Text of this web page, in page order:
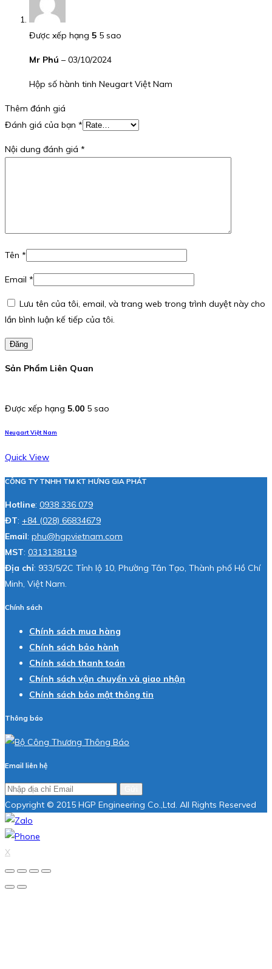
Được xếp hạng 5 5 sao
Mr Phú – 03/10/2024
Hộp số hành tinh Neugart Việt Nam
Thêm đánh giá
Đánh giá của bạn *
Nội dung đánh giá *
Tên *
Email *
Lưu tên của tôi, email, và trang web trong trình duyệt này cho
lần bình luận kế tiếp của tôi.
Đăng
Sản Phẩm Liên Quan
Được xếp hạng 5.00 5 sao
Neugart Việt Nam
Quick View
CÔNG TY TNHH TM KT HƯNG GIA PHÁT
Hotline: 0938 336 079
ĐT: +84 (028) 66834679
Email: phu@hgpvietnam.com
MST: 0313138119
Địa chỉ: 933/5/2C Tỉnh lộ 10, Phường Tân Tạo, Thành phố Hồ Chí
Minh, Việt Nam.
Chính sách
Chính sách mua hàng
Chính sách bảo hành
Chính sách thanh toán
Chính sách vận chuyển và giao nhận
Chính sách bảo mật thông tin
Thông báo
Email liên hệ
Copyright © 2015 HGP Engineering Co.,Ltd. All Rights Reserved
X